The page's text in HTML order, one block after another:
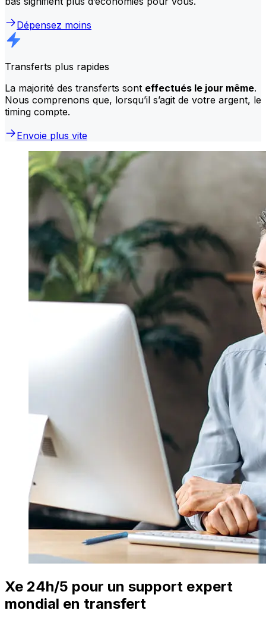
Dépensez moins
Transferts plus rapides
La majorité des transferts sont effectués le jour même.
Nous comprenons que, lorsqu’il s’agit de votre argent, le
timing compte.
Envoie plus vite
Xe 24h/5 pour un support expert
mondial en transfert